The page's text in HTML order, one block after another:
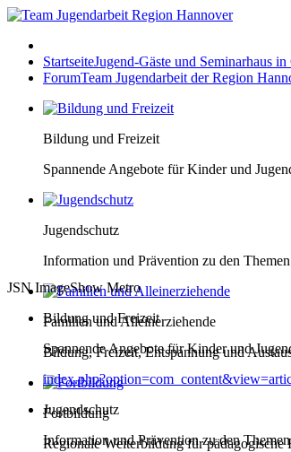
StartseiteJugend-Gäste und Seminarhaus
ForumTeam Jugendarbeit der Region
Bildung und Freizeit
Spannende Angebote für Kinder und
Jugendschutz
Information und Prävention zu den
Familien und Alleinerziehende
Bildung, Freizeit, Entspannung und
Fortbildung
Regionale Weiterbildung für pädagogische
JSN ImageShow Metro
Bildung und Freizeit
Spannende Angebote für Kinder und
Jugendschutz
Information und Prävention zu den